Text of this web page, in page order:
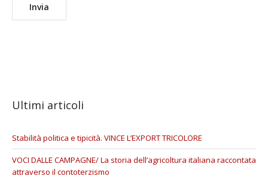
Ultimi articoli
Stabilità politica e tipicità. VINCE L’EXPORT TRICOLORE
VOCI DALLE CAMPAGNE/ La storia dell’agricoltura italiana raccontata
attraverso il contoterzismo